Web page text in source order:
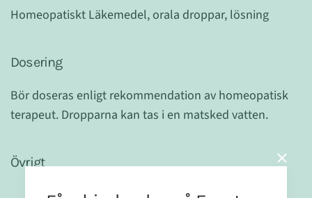
Homeopatiskt Läkemedel, orala droppar, lösning
Dosering
Bör doseras enligt rekommendation av homeopatisk
terapeut. Dropparna kan tas i en matsked vatten.
Övrigt